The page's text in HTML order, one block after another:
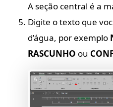
A seção central é a
Digite o texto que
d’água, por exemplo
RASCUNHO ou